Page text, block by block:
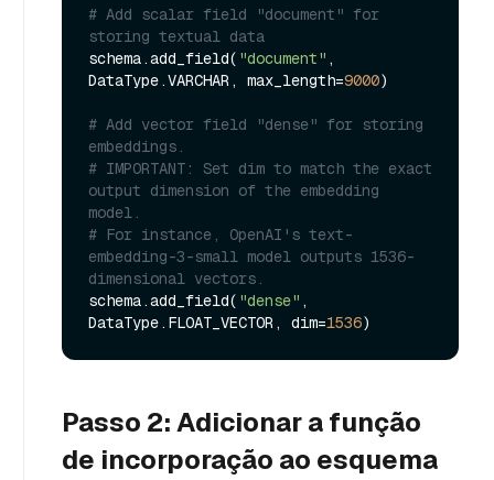
# Add scalar field "document" for
storing textual data
schema.add_field( "document" ,
DataType.VARCHAR, max_length=9000)
# Add vector field "dense" for storing
embeddings.
# IMPORTANT: Set dim to match the exact
output dimension of the embedding
model.
# For instance, OpenAI's text-
embedding-3-small model outputs 1536-
dimensional vectors.
schema.add_field( "dense" ,
DataType.FLOAT_VECTOR, dim=1536
Passo 2: Adicionar a função
de incorporação ao esquema